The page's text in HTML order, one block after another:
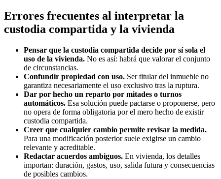
Errores frecuentes al interpretar la
custodia compartida y la vivienda
Pensar que la custodia compartida decide por sí sola el
uso de la vivienda. No es así: habrá que valorar el conjunto
de circunstancias.
Confundir propiedad con uso. Ser titular del inmueble no
garantiza necesariamente el uso exclusivo tras la ruptura.
Dar por hecho un reparto por mitades o turnos
automáticos. Esa solución puede pactarse o proponerse, pero
no opera de forma obligatoria por el mero hecho de existir
custodia compartida.
Creer que cualquier cambio permite revisar la medida.
Para una modificación posterior suele exigirse un cambio
relevante y acreditable.
Redactar acuerdos ambiguos. En vivienda, los detalles
importan: duración, gastos, uso, salida futura y consecuencias
de posibles cambios.